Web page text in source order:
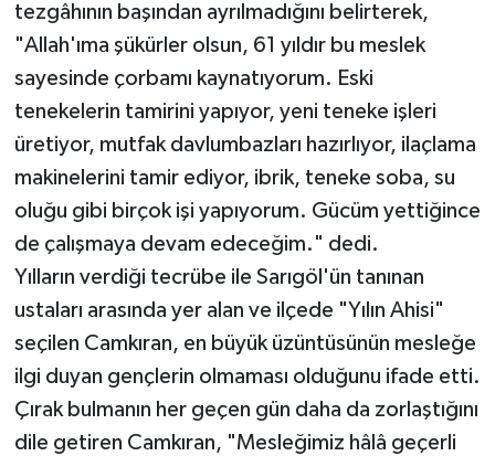
tezgâhının başından ayrılmadığını belirterek,
"Allah'ıma şükürler olsun, 61 yıldır bu meslek
sayesinde çorbamı kaynatıyorum. Eski
tenekelerin tamirini yapıyor, yeni teneke işleri
üretiyor, mutfak davlumbazları hazırlıyor, ilaçlama
makinelerini tamir ediyor, ibrik, teneke soba, su
oluğu gibi birçok işi yapıyorum. Gücüm yettiğince
de çalışmaya devam edeceğim." dedi.
Yılların verdiği tecrübe ile Sarıgöl'ün tanınan
ustaları arasında yer alan ve ilçede "Yılın Ahisi"
seçilen Camkıran, en büyük üzüntüsünün mesleğe
ilgi duyan gençlerin olmaması olduğunu ifade etti.
Çırak bulmanın her geçen gün daha da zorlaştığını
dile getiren Camkıran, "Mesleğimiz hâlâ geçerli